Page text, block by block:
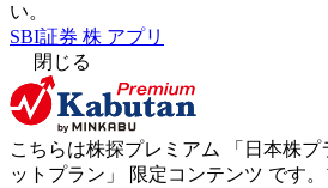
い。
SBI証券 株 アプリ
閉じる
こちらは株探プレミアム 「 日本株プ
ットプラン 」 限定コンテンツ です